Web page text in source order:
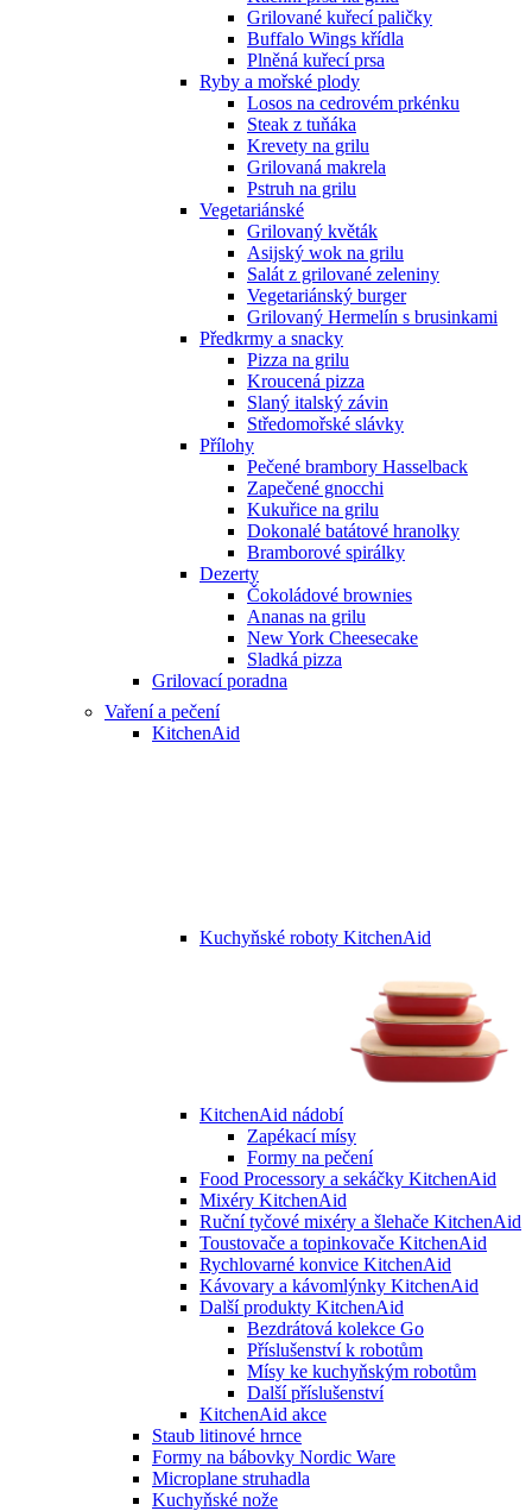
Grilované kuřecí paličky
Buffalo Wings křídla
Plněná kuřecí prsa
Ryby a mořské plody
Losos na cedrovém prkénku
Steak z tuňáka
Krevety na grilu
Grilovaná makrela
Pstruh na grilu
Vegetariánské
Grilovaný květák
Asijský wok na grilu
Salát z grilované zeleniny
Vegetariánský burger
Grilovaný Hermelín s brusinkami
Předkrmy a snacky
Pizza na grilu
Kroucená pizza
Slaný italský závin
Středomořské slávky
Přílohy
Pečené brambory Hasselback
Zapečené gnocchi
Kukuřice na grilu
Dokonalé batátové hranolky
Bramborové spirálky
Dezerty
Čokoládové brownies
Ananas na grilu
New York Cheesecake
Sladká pizza
Grilovací poradna
Vaření a pečení
KitchenAid
Kuchyňské roboty KitchenAid
KitchenAid nádobí
Zapékací mísy
Formy na pečení
Food Processory a sekáčky KitchenAid
Mixéry KitchenAid
Ruční tyčové mixéry a šlehače KitchenAid
Toustovače a topinkovače KitchenAid
Rychlovarné konvice KitchenAid
Kávovary a kávomlýnky KitchenAid
Další produkty KitchenAid
Bezdrátová kolekce Go
Příslušenství k robotům
Mísy ke kuchyňským robotům
Další příslušenství
KitchenAid akce
Staub litinové hrnce
Formy na bábovky Nordic Ware
Microplane struhadla
Kuchyňské nože